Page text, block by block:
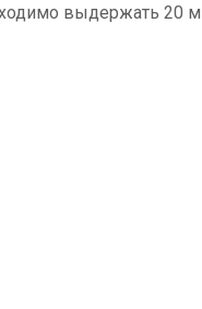
выдержать 20